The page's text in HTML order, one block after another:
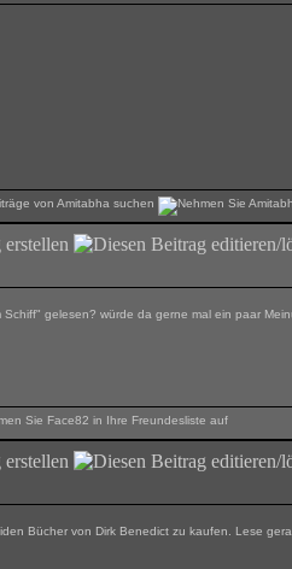
gelesen? würde da gerne mal ein paar
Bücher von Dirk Benedict zu kaufen. Lese